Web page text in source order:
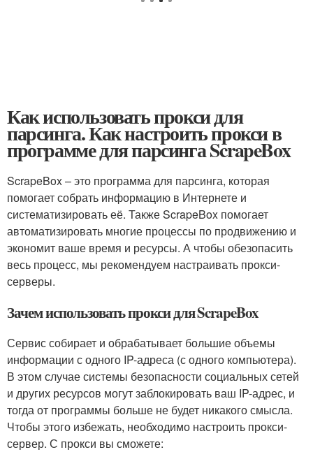
Как использовать прокси для
парсинга. Как настроить прокси в
программе для парсинга ScrapeBox
ScrapeBox – это программа для парсинга, которая
помогает собрать информацию в Интернете и
систематизировать её. Также ScrapeBox помогает
автоматизировать многие процессы по продвижению и
экономит ваше время и ресурсы. А чтобы обезопасить
весь процесс, мы рекомендуем настраивать прокси-
серверы.
Зачем использовать прокси для ScrapeBox
Сервис собирает и обрабатывает большие объемы
информации с одного IP-адреса (с одного компьютера).
В этом случае системы безопасности социальных сетей
и других ресурсов могут заблокировать ваш IP-адрес, и
тогда от программы больше не будет никакого смысла.
Чтобы этого избежать, необходимо настроить прокси-
сервер. С прокси вы сможете: